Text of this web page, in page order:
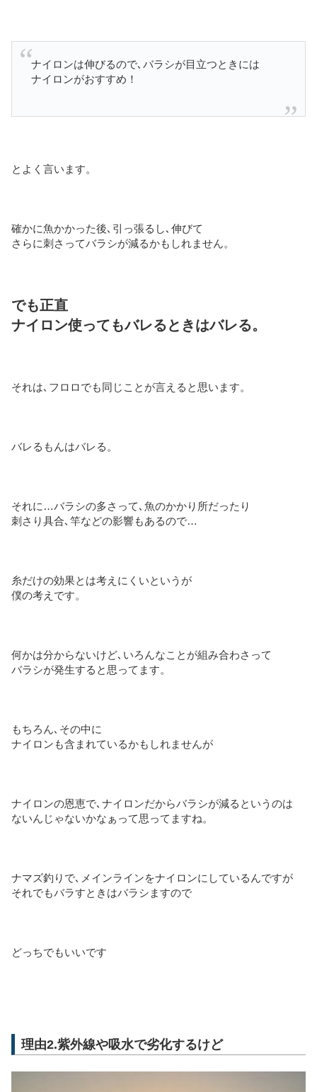
ナイロンは伸びるので､バラシが目立つときには
ナイロンがおすすめ！
とよく言います。
確かに魚かかった後､引っ張るし､伸びて
さらに刺さってバラシが減るかもしれません。
でも正直
ナイロン使ってもバレるときはバレる。
それは､フロロでも同じことが言えると思います。
バレるもんはバレる。
それに…バラシの多さって､魚のかかり所だったり
刺さり具合､竿などの影響もあるので…
糸だけの効果とは考えにくいというが
僕の考えです。
何かは分からないけど､いろんなことが組み合わさって
バラシが発生すると思ってます。
もちろん､その中に
ナイロンも含まれているかもしれませんが
ナイロンの恩恵で､ナイロンだからバラシが減るというのは
ないんじゃないかなぁって思ってますね。
ナマズ釣りで､メインラインをナイロンにしているんですが
それでもバラすときはバラシますので
どっちでもいいです
理由2.紫外線や吸水で劣化するけど